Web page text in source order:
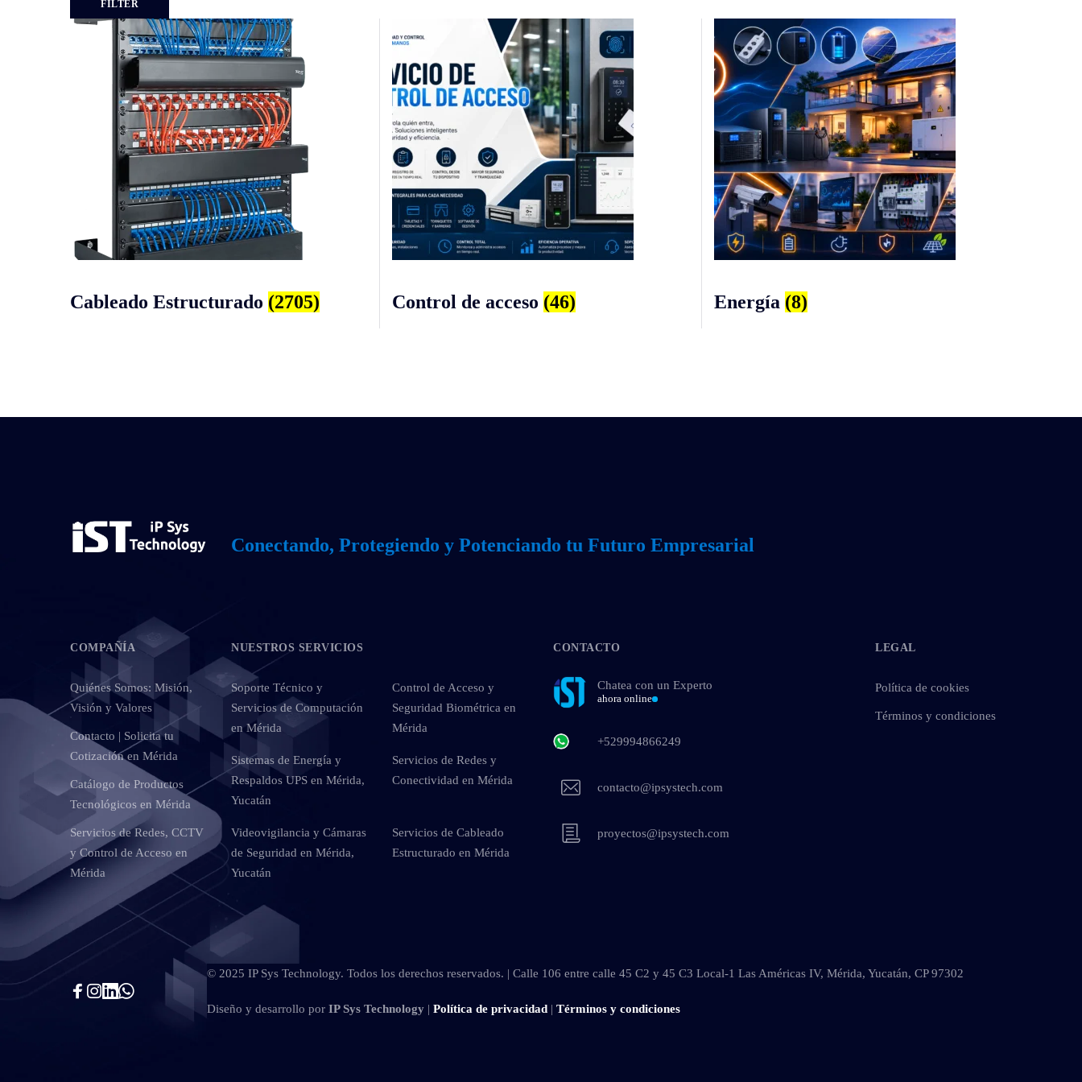
FILTER
Cableado Estructurado (2705) Control de acceso (46) Energía (8)
Conectando, Protegiendo y Potenciando tu Futuro Empresarial
COMPAÑÍA
Quiénes Somos: Misión,
Visión y Valores
Contacto | Solicita tu
Cotización en Mérida
Catálogo de Productos
Tecnológicos en Mérida
Servicios de Redes, CCTV
y Control de Acceso en
Mérida
NUESTROS SERVICIOS
Soporte Técnico y
Servicios de Computación
en Mérida
Control de Acceso y
Seguridad Biométrica en
Mérida
Sistemas de Energía y
Respaldos UPS en Mérida,
Yucatán
Servicios de Redes y
Conectividad en Mérida
Videovigilancia y Cámaras
de Seguridad en Mérida,
Yucatán
Servicios de Cableado
Estructurado en Mérida
CONTACTO
Chatea con un Experto
ahora online
+529994866249
contacto@ipsystech.com
proyectos@ipsystech.com
LEGAL
Política de cookies
Términos y condiciones
© 2025 IP Sys Technology. Todos los derechos reservados. | Calle 106 entre calle 45 C2 y 45 C3 Local-1 Las Américas IV, Mérida, Yucatán, CP 97302
Diseño y desarrollo por IP Sys Technology | Política de privacidad | Términos y condiciones